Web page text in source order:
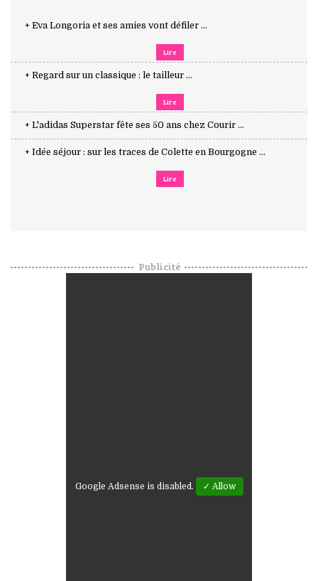
+ Eva Longoria et ses amies vont défiler ...
Lire
+ Regard sur un classique : le tailleur ...
Lire
+ L'adidas Superstar fête ses 50 ans chez Courir ...
+ Idée séjour : sur les traces de Colette en Bourgogne ...
Lire
Publicité
Google Adsense is disabled. ✓ Allow